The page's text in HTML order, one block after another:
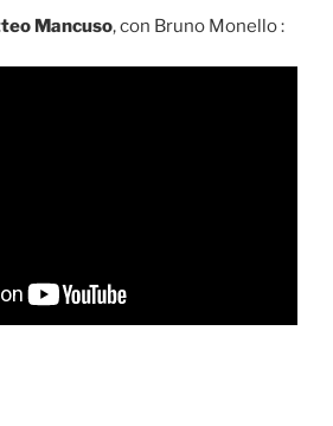
Mancuso, con Bruno Monello :